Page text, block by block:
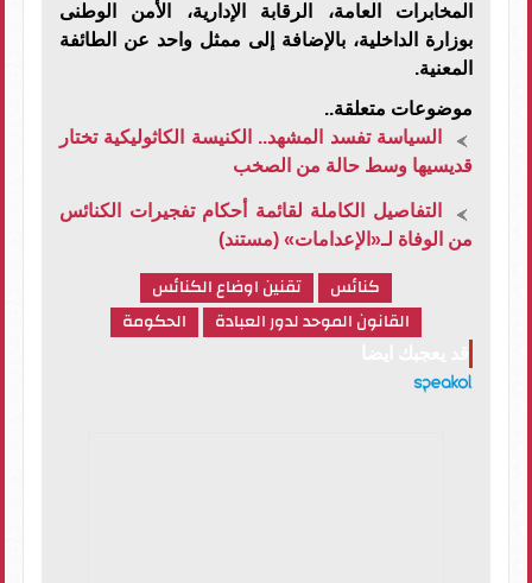
المخابرات العامة، الرقابة الإدارية، الأمن الوطنى
بوزارة الداخلية، بالإضافة إلى ممثل واحد عن الطائفة
المعنية.
موضوعات متعلقة..
السياسة تفسد المشهد.. الكنيسة الكاثوليكية تختار
قديسيها وسط حالة من الصخب
التفاصيل الكاملة لقائمة أحكام تفجيرات الكنائس
من الوفاة لـ«الإعدامات» (مستند)
كنائس
تقنين اوضاع الكنائس
القانون الموحد لدور العبادة
الحكومة